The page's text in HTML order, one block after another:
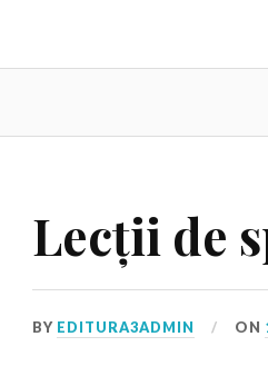
Lecții de
BY EDITURA3ADMIN ON